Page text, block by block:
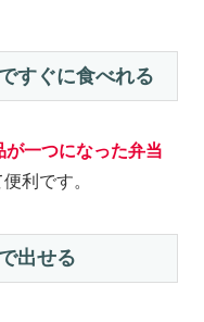
すぐに食べれる
が一つになった弁当
利です。
出せる